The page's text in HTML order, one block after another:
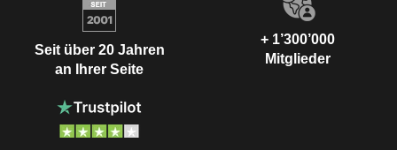
Seit über 20 Jahren
an Ihrer Seite
+ 1’300’000
Mitglieder